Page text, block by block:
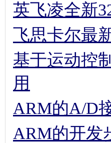
英飞凌全新
飞思卡尔最
基于运动控
用
ARM的A/D
ARM的开发